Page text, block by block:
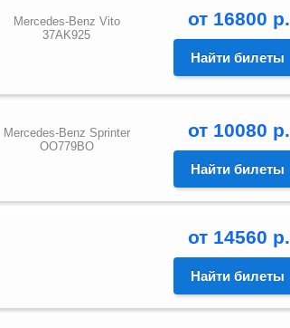
Mercedes-Benz Vito
37AK925
от 16800 р.
Найти билеты
Mercedes-Benz Sprinter
OO779BO
от 10080 р.
Найти билеты
от 14560 р.
Найти билеты